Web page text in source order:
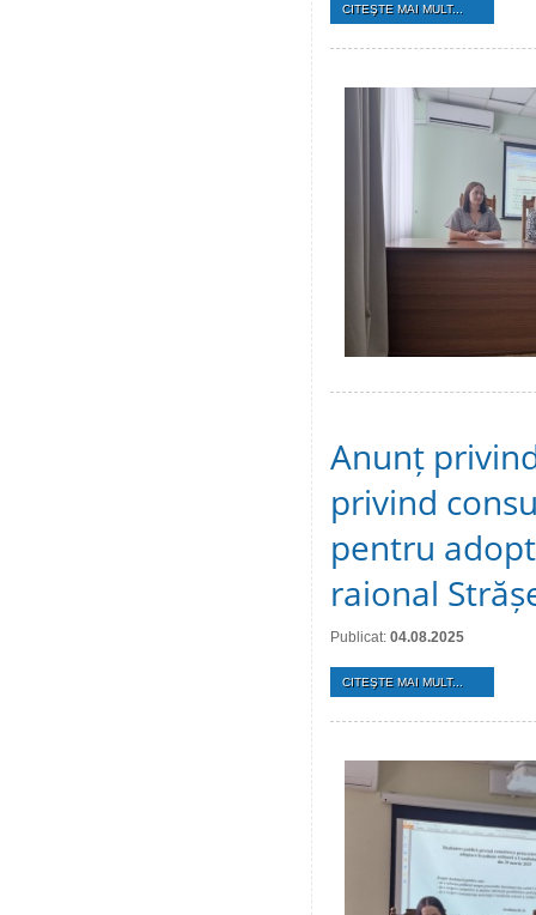
CITEŞTE MAI MULT...
Anunț
privind
pentru
raional
Publicat: 04.08.2025
CITEŞTE MAI MULT...